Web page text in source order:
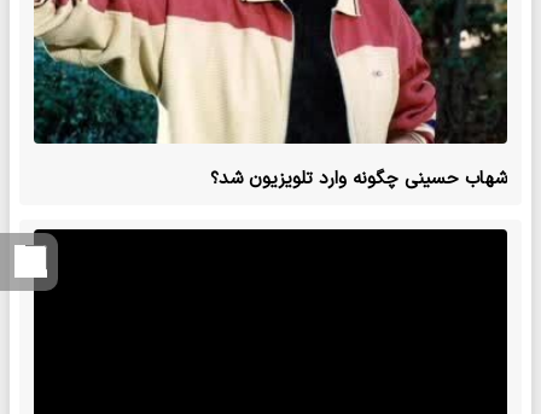
شهاب حسینی چگونه وارد تلویزیون شد؟